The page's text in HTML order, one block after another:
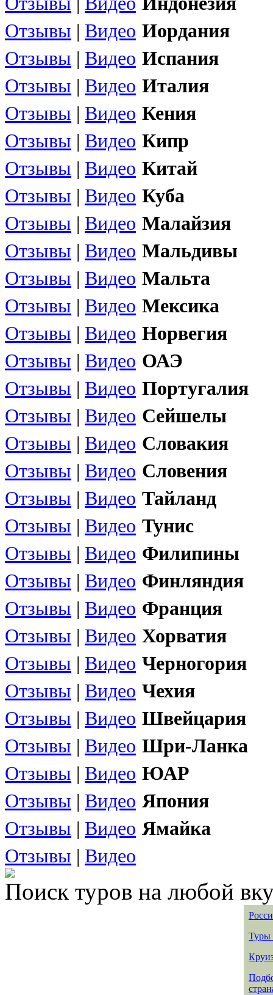
Отзывы | Видео Иордания
Отзывы | Видео Испания
Отзывы | Видео Италия
Отзывы | Видео Кения
Отзывы | Видео Кипр
Отзывы | Видео Китай
Отзывы | Видео Куба
Отзывы | Видео Малайзия
Отзывы | Видео Мальдивы
Отзывы | Видео Мальта
Отзывы | Видео Мексика
Отзывы | Видео Норвегия
Отзывы | Видео ОАЭ
Отзывы | Видео Португалия
Отзывы | Видео Сейшелы
Отзывы | Видео Словакия
Отзывы | Видео Словения
Отзывы | Видео Тайланд
Отзывы | Видео Тунис
Отзывы | Видео Филипины
Отзывы | Видео Финляндия
Отзывы | Видео Франция
Отзывы | Видео Хорватия
Отзывы | Видео Черногория
Отзывы | Видео Чехия
Отзывы | Видео Швейцария
Отзывы | Видео Шри-Ланка
Отзывы | Видео ЮАР
Отзывы | Видео Япония
Отзывы | Видео Ямайка
Отзывы | Видео
Поиск туров на любой
Туры